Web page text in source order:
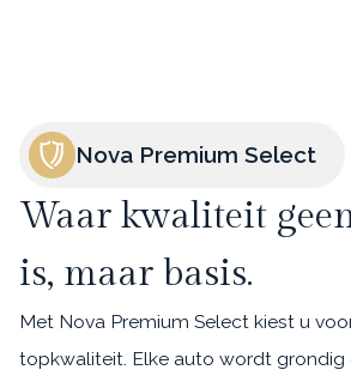
Nova Premium Select
Waar kwaliteit
is, maar basis.
Met Nova Premium Select kiest u
topkwaliteit. Elke auto wordt grondig